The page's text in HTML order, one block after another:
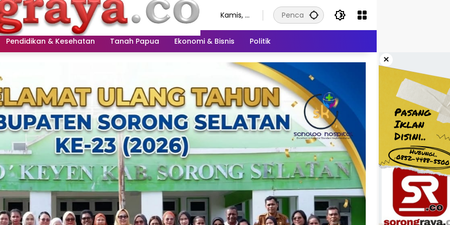
Kamis, 6
2026
Pendidikan & Kesehatan Tanah Papua Ekonomi & Bisnis Politik
×